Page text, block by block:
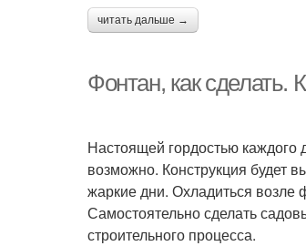
читать дальше →
Фонтан, как сделать.
Настоящей гордостью каждого
возможно. Конструкция будет
жаркие дни. Охладиться возле
Самостоятельно сделать
строительного процесса.